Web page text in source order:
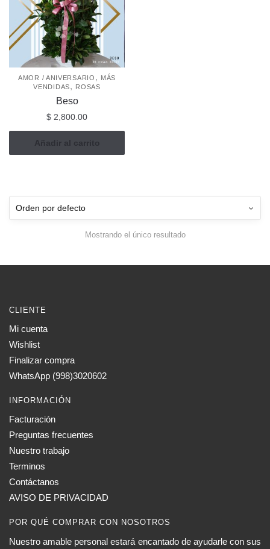
AMOR / ANIVERSARIO , MÁS
VENDIDAS, ROSAS
Beso
$ 2,800.00
Añadir al carrito
Mostrando el único resultado
CLIENTE
Mi cuenta
Wishlist
Finalizar compra
WhatsApp (998)3020602
INFORMACIÓN
Facturación
Preguntas frecuentes
Nuestro trabajo
Terminos
Contáctanos
AVISO DE PRIVACIDAD
POR QUÉ COMPRAR CON NOSOTROS
Nuestro amable personal estará encantado de ayudarle con sus